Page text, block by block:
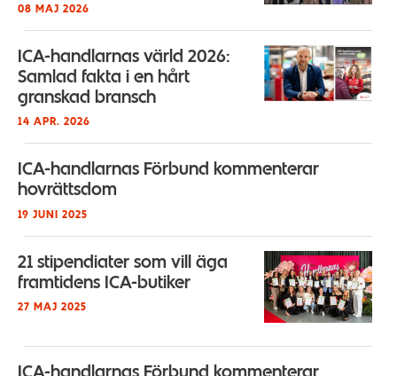
08 MAJ 2026
ICA-handlarnas värld 2026:
Samlad fakta i en hårt
granskad bransch
14 APR. 2026
ICA-handlarnas Förbund kommenterar
hovrättsdom
19 JUNI 2025
21 stipendiater som vill äga
framtidens ICA-butiker
27 MAJ 2025
ICA-handlarnas Förbund kommenterar